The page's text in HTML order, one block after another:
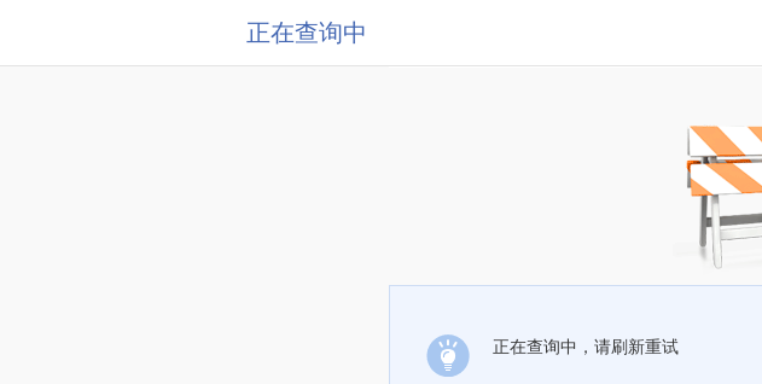
正在查询中
正在查询中，请刷新重试